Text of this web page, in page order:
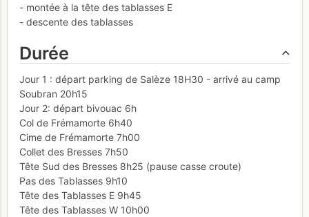
- montée à la tête des tablasses E
- descente des tablasses
Durée
Jour 1 : départ parking de Salèze 18H30 - arrivé au camp
Soubran 20h15
Jour 2: départ bivouac 6h
Col de Frémamorte 6h40
Cime de Frémamorte 7h00
Collet des Bresses 7h50
Tête Sud des Bresses 8h25 (pause casse croute)
Pas des Tablasses 9h10
Tête des Tablasses E 9h45
Tête des Tablasses W 10h00